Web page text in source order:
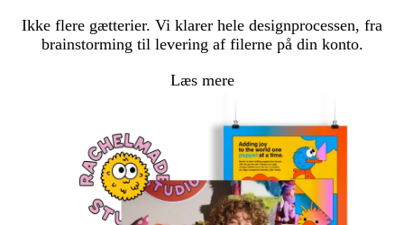
Ikke flere gætterier. Vi klarer hele designprocessen, fra
brainstorming til levering af filerne på din konto.
Læs mere